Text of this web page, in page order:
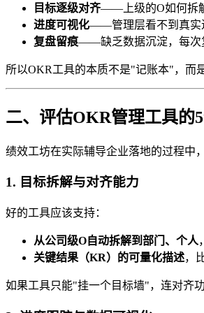
目标逐级对齐——上级的O如何拆
进度可视化——管理层看不到真实
复盘留痕——缺乏数据沉淀，每次
所以OKR工具的本质不是"记账本"，而
二、评估OKR管理工具的
绩效工坊在实际辅导企业落地的过程中
1. 目标拆解与对齐能力
好的工具应该支持：
从公司级O自动拆解到部门、个人
关键结果（KR）的可量化描述，
如果工具只能"挂一个目标墙"，连对齐